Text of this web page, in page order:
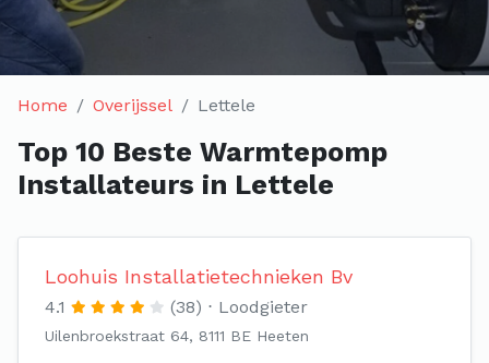
Home Overijssel Lettele
Top 10 Beste Warmtepomp
Installateurs in Lettele
Loohuis Installatietechnieken Bv
4.1 (38) Loodgieter
Uilenbroekstraat 64, 8111 BE Heeten